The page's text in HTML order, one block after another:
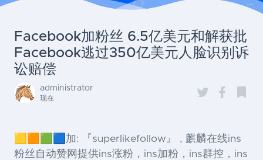
Facebook加粉丝 6.5亿美元和解获批
Facebook逃过350亿美元人脸识别诉
讼赔偿
administrator
现在
🟨🟧🟩🟦加: 『superlikefollow』 , 麒麟在线ins
粉丝自动赞网提供ins涨粉，ins加粉，ins群控，ins